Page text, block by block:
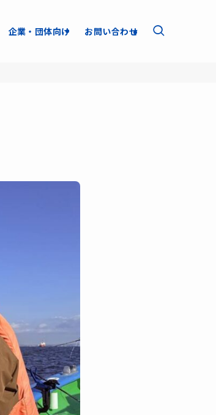
企業・団体向け お問い合わせ